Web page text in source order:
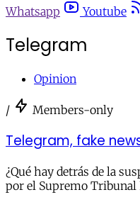
Whatsapp
Youtube
Telegram
Opinion
/ Members-only
Telegram, fake
¿Qué hay detrás de la
por el Supremo Tribunal